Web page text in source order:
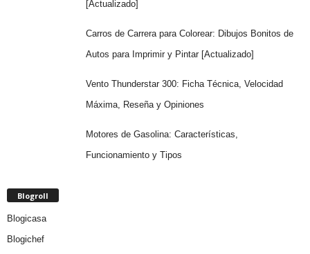
[Actualizado]
Carros de Carrera para Colorear: Dibujos Bonitos de
Autos para Imprimir y Pintar [Actualizado]
Vento Thunderstar 300: Ficha Técnica, Velocidad
Máxima, Reseña y Opiniones
Motores de Gasolina: Características,
Funcionamiento y Tipos
Blogroll
Blogicasa
Blogichef